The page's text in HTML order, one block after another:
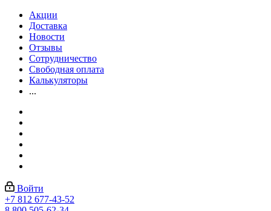
Акции
Доставка
Новости
Отзывы
Сотрудничество
Свободная оплата
Калькуляторы
...
Войти
+7 812 677-43-52